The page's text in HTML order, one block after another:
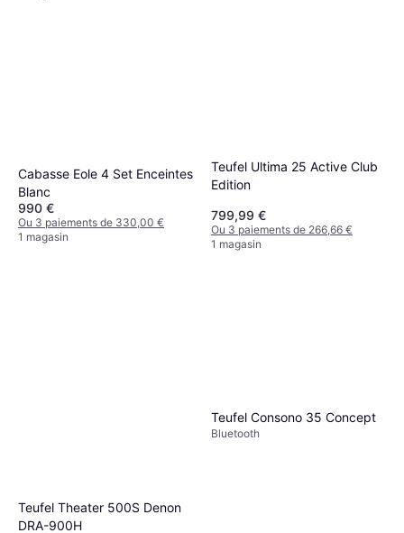
Cabasse Eole 4 Set Enceintes
Blanc
990 €
Ou 3 paiements de 330,00 €
1 magasin
Teufel Ultima 25 Active Club
Edition
799,99 €
Ou 3 paiements de 266,66 €
1 magasin
Teufel Theater 500S Denon
DRA-900H
Teufel Consono 35 Concept
Bluetooth